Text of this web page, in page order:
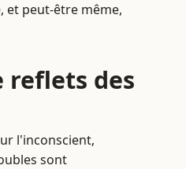
et peut-être même,
reflets des
l'inconscient,
sont